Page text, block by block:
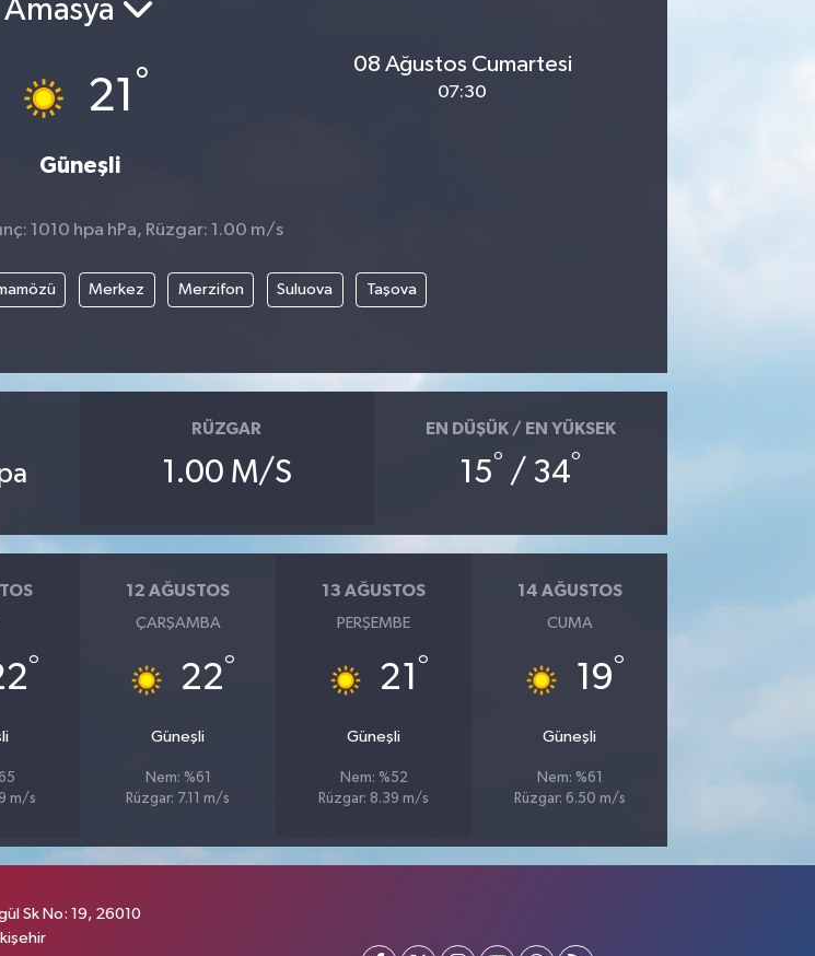
Amasya
21 °
Güneşli
08 Ağustos Cumartesi
07:30
1010 hpa hPa, Rüzgar: 1.00 m/s
Merkez Merzifon Suluova Taşova
RÜZGAR
1.00 M/S
EN DÜŞÜK / EN YÜKSEK
15° / 34°
°
m/s
12 AĞUSTOS
ÇARŞAMBA
22°
Güneşli
Nem: %61
Rüzgar: 7.11 m/s
13 AĞUSTOS
PERŞEMBE
21 °
Güneşli
Nem: %52
Rüzgar: 8.39 m/s
14 AĞUSTOS
CUMA
19°
Güneşli
Nem: %61
Rüzgar: 6.50 m/s
Sk No: 19, 26010